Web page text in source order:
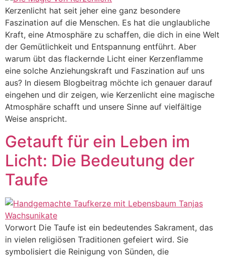
Kerzenlicht hat seit jeher eine ganz besondere
Faszination auf die Menschen. Es hat die unglaubliche
Kraft, eine Atmosphäre zu schaffen, die dich in eine Welt
der Gemütlichkeit und Entspannung entführt. Aber
warum übt das flackernde Licht einer Kerzenflamme
eine solche Anziehungskraft und Faszination auf uns
aus? In diesem Blogbeitrag möchte ich genauer darauf
eingehen und dir zeigen, wie Kerzenlicht eine magische
Atmosphäre schafft und unsere Sinne auf vielfältige
Weise anspricht.
Getauft für ein Leben im
Licht: Die Bedeutung der
Taufe
Vorwort Die Taufe ist ein bedeutendes Sakrament, das
in vielen religiösen Traditionen gefeiert wird. Sie
symbolisiert die Reinigung von Sünden, die